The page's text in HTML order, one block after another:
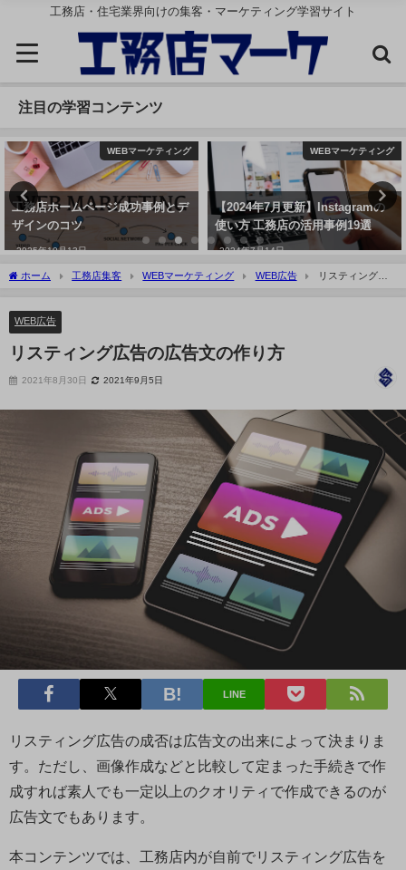
工務店・住宅業界向けの集客・マーケティング学習サイト
注目の学習コンテンツ
WEBマーケティング
工務店ホームページ成功事例とデ
ザインのコツ
2025年10月13日
WEBマーケティング
【2024年7月更新】Instagramの
使い方 工務店の活用事例19選
2024年7月14日
ホーム 工務店集客 WEBマーケティング WEB広告
リスティング広
WEB広告
リスティング広告の広告文の作り方
2021年8月30日 2021年9月5日
LINE
リスティング広告の成否は広告文の出来によって決まりま
す。ただし、画像作成などと比較して定まった手続きで作
成すれば素人でも一定以上のクオリティで作成できるのが
広告文でもあります。
本コンテンツでは、工務店内が自前でリスティング広告を